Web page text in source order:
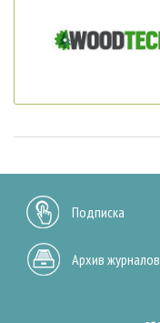
Подписка
Архив журналов